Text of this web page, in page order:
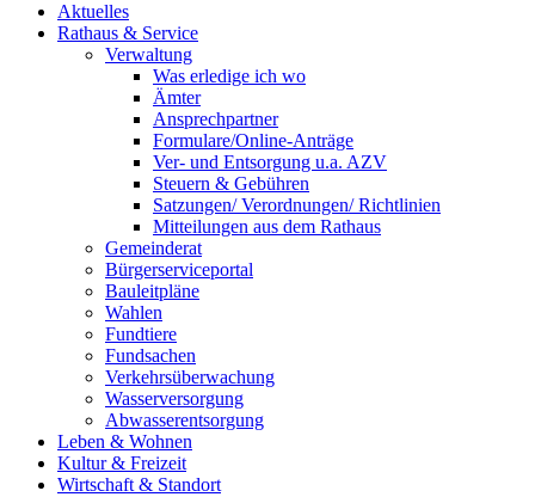
Aktuelles
Rathaus & Service
Verwaltung
Was erledige ich wo
Ämter
Ansprechpartner
Formulare/Online-Anträge
Ver- und Entsorgung u.a. AZV
Steuern & Gebühren
Satzungen/ Verordnungen/ Richtlinien
Mitteilungen aus dem Rathaus
Gemeinderat
Bürgerserviceportal
Bauleitpläne
Wahlen
Fundtiere
Fundsachen
Verkehrsüberwachung
Wasserversorgung
Abwasserentsorgung
Leben & Wohnen
Kultur & Freizeit
Wirtschaft & Standort